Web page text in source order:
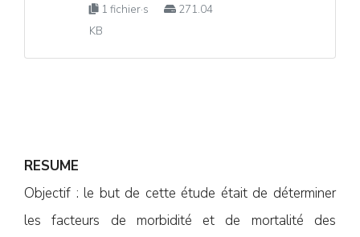
1 fichier·s
271.04
KB
RESUME
Objectif : le but de cette étude était de déterminer
les facteurs de morbidité et de mortalité des